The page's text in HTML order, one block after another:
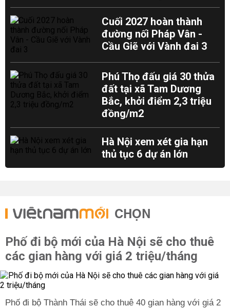
Cuối 2027 hoàn thành
đường nối Pháp Vân -
Cầu Giẽ với Vành đai 3
Phú Thọ đấu giá 30 thửa
đất tại xã Tam Dương
Bắc, khởi điểm 2,3 triệu
đồng/m2
Hà Nội xem xét gia hạn
thủ tục 6 dự án lớn
CHỌN
Phố đi bộ mới của Hà Nội sẽ cho thuê
các gian hàng với giá 2 triệu/tháng
Phố đi bộ Thành Thái sẽ cho thuê 40 gian hàng với giá 2